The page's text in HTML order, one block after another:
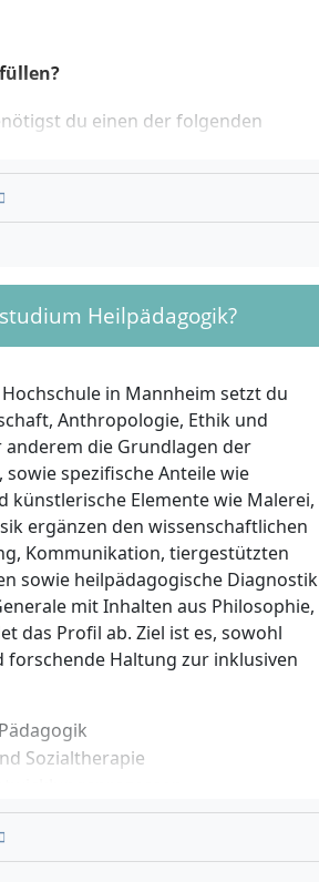
du einen der folgenden
mit ggf. zusätzlicher
werden. Bei einschlägigen
zu 50 % der Studienleistungen
und dich für Themen wie
dich mit wissenschaftlichen,
auseinanderzusetzen, sind
für kreative und
Heilpädagogik?
in Mannheim setzt du
Anthropologie, Ethik und
die Grundlagen der
spezifische Anteile wie
künstlerische Elemente wie Malerei,
ergänzen den wissenschaftlichen
Kommunikation, tiergestützten
sowie heilpädagogische Diagnostik
mit Inhalten aus Philosophie,
das Profil ab. Ziel ist es, sowohl
forschende Haltung zur inklusiven
Sozialtherapie
Sinneslehre